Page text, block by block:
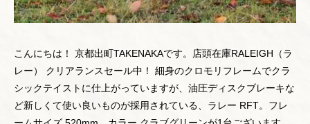
こんにちは！ 京都出町TAKENAKAです。店頭在庫RALEIGH（ラ
レー） クリアランスセール中！ 細身のクロモリフレームでクラ
シックテイストに仕上がっていますが、油圧ディスクブレーキな
ど新しくて使い良いものが採用されている、ラレー RFT。フレ